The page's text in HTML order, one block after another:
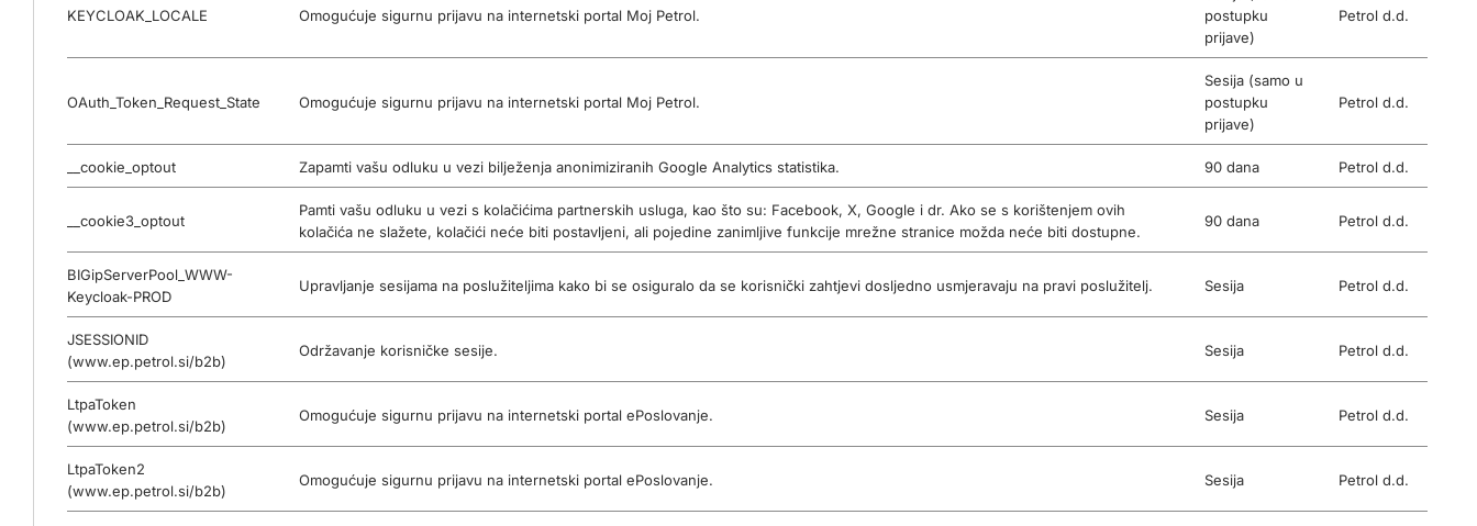
KEYCLOAK_LOCALE Omogućuje sigurnu prijavu na internetski portal Moj Petrol.
postupku
prijave)
Petrol d.d.
OAuth_Token_Request_State Omogućuje sigurnu prijavu na internetski portal Moj Petrol.
Sesija (samo u
postupku
prijave)
Petrol d.d.
__cookie_optout Zapamti vašu odluku u vezi bilježenja anonimiziranih Google Analytics statistika. 90 dana Petrol d.d.
__cookie3_optout
Pamti vašu odluku u vezi s kolačićima partnerskih usluga, kao što su: Facebook, X, Google i dr. Ako se s korištenjem ovih
kolačića ne slažete, kolačići neće biti postavljeni, ali pojedine zanimljive funkcije mrežne stranice možda neće biti dostupne.
90 dana Petrol d.d.
BIGipServerPool_WWW-
Keycloak-PROD
Upravljanje sesijama na poslužiteljima kako bi se osiguralo da se korisnički zahtjevi dosljedno usmjeravaju na pravi poslužitelj. Sesija Petrol d.d.
JSESSIONID
(www.ep.petrol.si/b2b)
Održavanje korisničke sesije. Sesija Petrol d.d.
LtpaToken
(www.ep.petrol.si/b2b)
Omogućuje sigurnu prijavu na internetski portal ePoslovanje. Sesija Petrol d.d.
LtpaToken2
(www.ep.petrol.si/b2b)
Omogućuje sigurnu prijavu na internetski portal ePoslovanje. Sesija Petrol d.d.